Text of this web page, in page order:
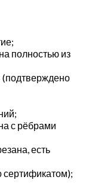
полностью из
с рёбрами
есть
сертификатом);